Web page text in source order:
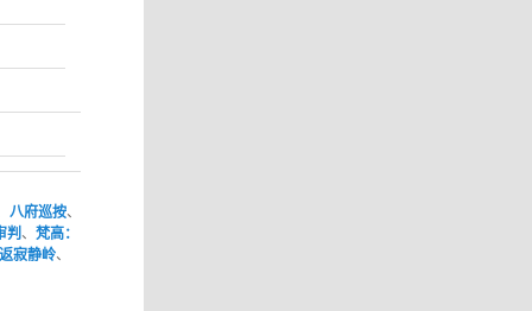
八府巡按、
判、梵高：
寂静岭、